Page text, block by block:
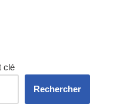
clé
Rechercher